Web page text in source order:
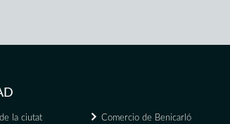
la ciutat
Comercio de Benicarló